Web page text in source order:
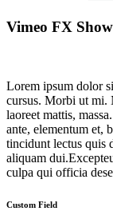
Vimeo FX
Lorem ipsum dolor
cursus. Morbi ut mi.
laoreet mattis,
ante, elementum et,
tincidunt lectus quis
aliquam
culpa qui officia
Custom Field